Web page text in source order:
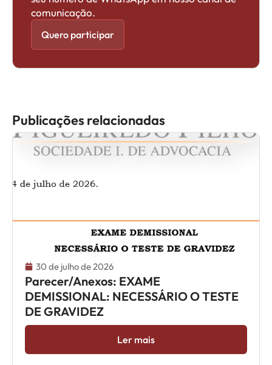
comunicação.
Quero participar
Publicações relacionadas
30 de julho de 2026
Parecer/Anexos: EXAME
DEMISSIONAL: NECESSÁRIO O TESTE
DE GRAVIDEZ
Ler mais